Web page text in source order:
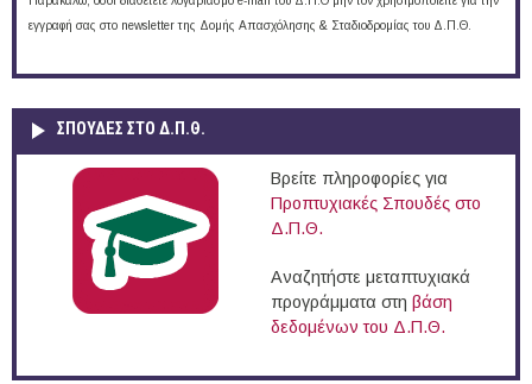
εγγραφή σας στο newsletter της Δομής Απασχόλησης & Σταδιοδρομίας του Δ.Π.Θ.
ΣΠΟΥΔΈΣ ΣΤΟ Δ.Π.Θ.
Βρείτε πληροφορίες για
Προπτυχιακές Σπουδές στο
Δ.Π.Θ.
Αναζητήστε μεταπτυχιακά
προγράμματα στη βάση
δεδομένων του Δ.Π.Θ.